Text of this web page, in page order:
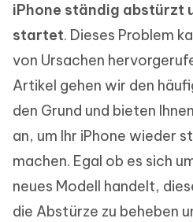
iPhone ständig abstürzt
startet. Dieses Problem
von Ursachen
Artikel gehen wir den
den Grund und bieten
an, um Ihr iPhone wieder
machen. Egal ob es sich
neues Modell handelt,
die Abstürze zu beheben